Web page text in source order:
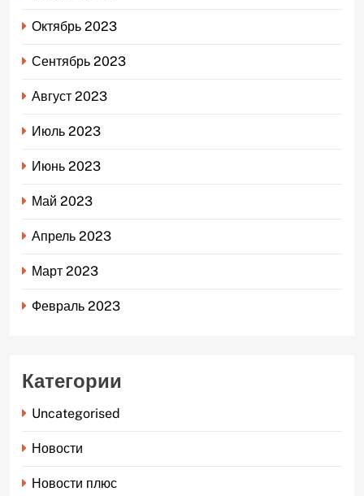
Октябрь 2023
Сентябрь 2023
Август 2023
Июль 2023
Июнь 2023
Май 2023
Апрель 2023
Март 2023
Февраль 2023
Категории
Uncategorised
Новости
Новости плюс